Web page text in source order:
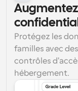
Protégez les
familles avec
contrôles
hébergement.